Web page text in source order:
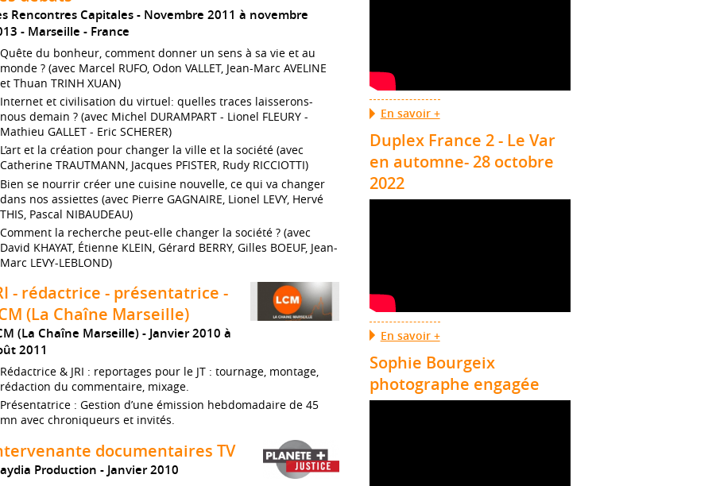
Rencontres Capitales
Novembre 2011 à novembre
Marseille France
Quête du bonheur, comment donner un sens à sa vie et au
monde ? (avec Marcel RUFO, Odon VALLET, Jean-Marc AVELINE
et Thuan TRINH XUAN)
Internet et civilisation du virtuel: quelles traces laisserons-
nous demain ? (avec Michel DURAMPART - Lionel FLEURY -
Mathieu GALLET - Eric SCHERER)
L’art et la création pour changer la ville et la société (avec
Catherine TRAUTMANN, Jacques PFISTER, Rudy RICCIOTTI)
Bien se nourrir créer une cuisine nouvelle, ce qui va changer
dans nos assiettes (avec Pierre GAGNAIRE, Lionel LEVY, Hervé
THIS, Pascal NIBAUDEAU)
Comment la recherche peut-elle changer la société ? (avec
David KHAYAT, Étienne KLEIN, Gérard BERRY, Gilles BOEUF, Jean-
Marc LEVY-LEBLOND)
- rédactrice - présentatrice -
(La Chaîne Marseille)
(La Chaîne Marseille)
Janvier 2010 à
2011
Rédactrice & JRI : reportages pour le JT : tournage, montage,
rédaction du commentaire, mixage.
Présentatrice : Gestion d’une émission hebdomadaire de 45
mn avec chroniqueurs et invités.
documentaires TV
Production Janvier 2010
En savoir +
Duplex France 2 - Le Var
en automne- 28 octobre
2022
En savoir +
Sophie Bourgeix
photographe engagée